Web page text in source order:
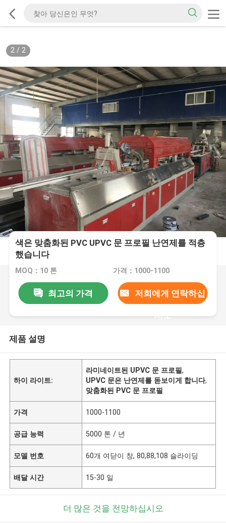
2/ 2
색은 맞춤화된 PVC UPVC 문 프로필 난연제를 적층
했습니다
MOQ：10 톤 가격：1000-1100
최고의 가격 저희에게 연락하십
시오
제품 설명
하이 라이트:
라미네이트된 UPVC 문 프로필,
UPVC 문은 난연제를 돋보이게 합니다,
맞춤화된 PVC 문 프로필
가격 1000-1100
공급 능력 5000 톤 / 년
모델 번호 60개 여닫이 창, 80,88,108 슬라이딩
배달 시간 15-30 일
더 많은 것을 전망하십시오